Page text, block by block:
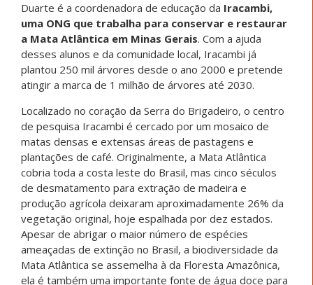
Duarte é a coordenadora de educação da Iracambi,
uma ONG que trabalha para conservar e restaurar
a Mata Atlântica em Minas Gerais. Com a ajuda
desses alunos e da comunidade local, Iracambi já
plantou 250 mil árvores desde o ano 2000 e pretende
atingir a marca de 1 milhão de árvores até 2030.
Localizado no coração da Serra do Brigadeiro, o centro
de pesquisa Iracambi é cercado por um mosaico de
matas densas e extensas áreas de pastagens e
plantações de café. Originalmente, a Mata Atlântica
cobria toda a costa leste do Brasil, mas cinco séculos
de desmatamento para extração de madeira e
produção agrícola deixaram aproximadamente 26% da
vegetação original, hoje espalhada por dez estados.
Apesar de abrigar o maior número de espécies
ameaçadas de extinção no Brasil, a biodiversidade da
Mata Atlântica se assemelha à da Floresta Amazônica,
ela é também uma importante fonte de água doce para